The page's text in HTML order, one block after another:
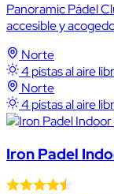
Panoramic Pádel
accesible y
Norte
4 pistas al aire
Norte
4 pistas al aire
Iron Padel